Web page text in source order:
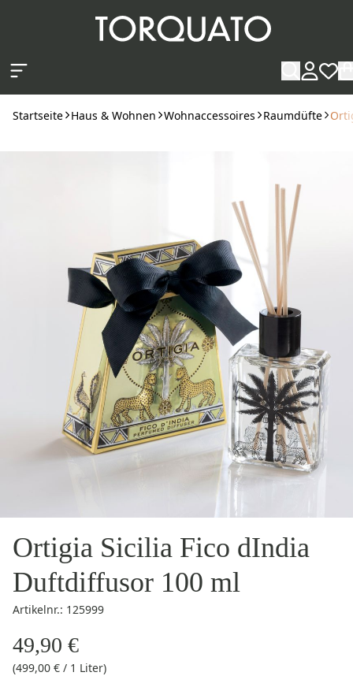
Startseite Haus & Wohnen Wohnaccessoires Raumdüfte
Ortigia Sicilia Fico dIndia
Duftdiffusor 100 ml
Artikelnr.: 125999
49,90 €
(499,00 € / 1 Liter)